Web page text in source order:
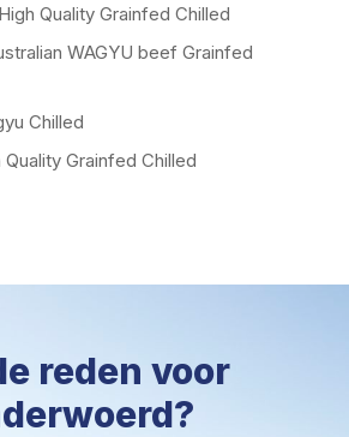
Quality Grainfed Chilled
WAGYU beef Grainfed
Chilled
Quality Grainfed Chilled
reden voor